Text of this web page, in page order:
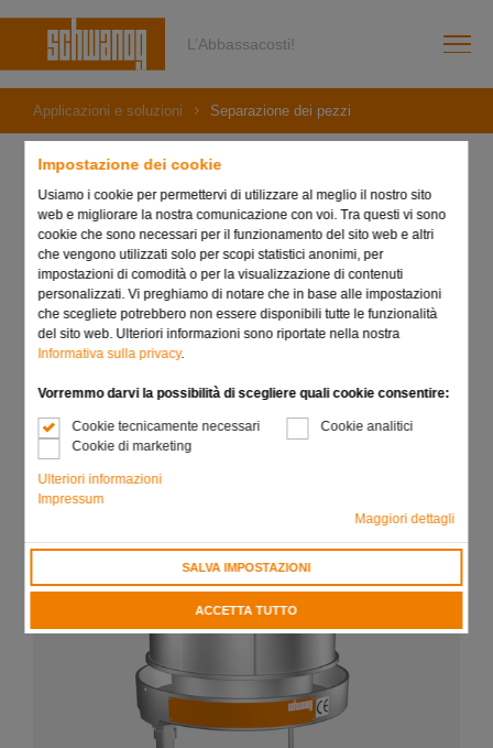
Impostazione dei cookie
Usiamo i cookie per permettervi di utilizzare al meglio il nostro sito
web e migliorare la nostra comunicazione con voi. Tra questi vi sono
cookie che sono necessari per il funzionamento del sito web e altri
che vengono utilizzati solo per scopi statistici anonimi, per
impostazioni di comodità o per la visualizzazione di contenuti
personalizzati. Vi preghiamo di notare che in base alle impostazioni
che scegliete potrebbero non essere disponibili tutte le funzionalità
del sito web. Ulteriori informazioni sono riportate nella nostra
Informativa sulla privacy.
Vorremmo darvi la possibilità di scegliere quali cookie consentire:
Cookie tecnicamente necessari
Cookie analitici
Cookie di marketing
Ulteriori informazioni
Impressum
Maggiori dettagli
SALVA IMPOSTAZIONI
ACCETTA TUTTO
L’Abbassacosti!
Applicazioni e soluzioni Separazione dei pezzi
Separazione dei pezzi
Il mercato dei pezzi di precisione nella filiera dell'industria
automobilistica, aerospaziale e meccanica è fortemente
caratterizzato da serie medie e grandi con esigenze di
qualità elevatissime e tolleranza di errore zero. A seconda
del sistema Selector o del tipo di macchina, il sistema
in 6-12 gruppi più piccoli. Nel caso di linee di produzione
non presidiate, o di turni con un personale limitato, i costi di
selezione possono essere notevolmente ridotti in caso di
rottura degli utensili o di altri fattori di disturbo.